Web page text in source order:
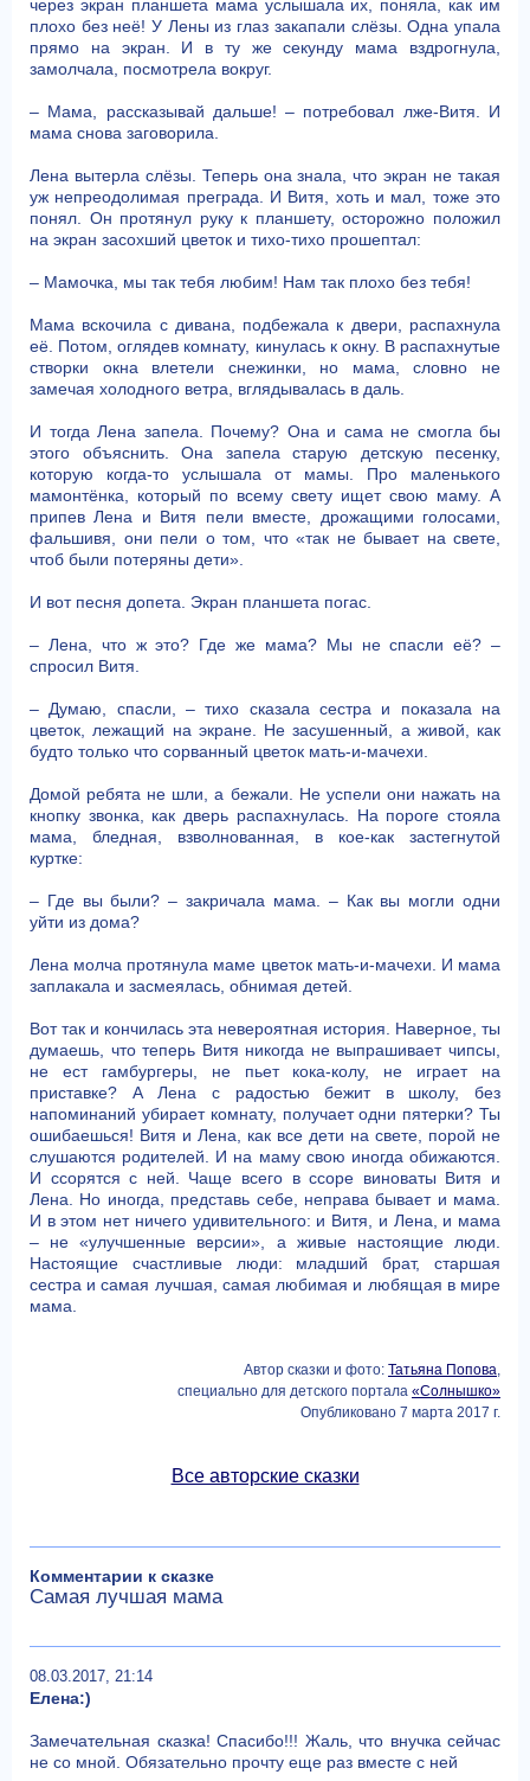
через экран планшета мама услышала их, поняла, как им
плохо без неё! У Лены из глаз закапали слёзы. Одна упала
прямо на экран. И в ту же секунду мама вздрогнула,
замолчала, посмотрела вокруг.
– Мама, рассказывай дальше! – потребовал лже-Витя. И
мама снова заговорила.
Лена вытерла слёзы. Теперь она знала, что экран не такая
уж непреодолимая преграда. И Витя, хоть и мал, тоже это
понял. Он протянул руку к планшету, осторожно положил
на экран засохший цветок и тихо-тихо прошептал:
– Мамочка, мы так тебя любим! Нам так плохо без тебя!
Мама вскочила с дивана, подбежала к двери, распахнула
её. Потом, оглядев комнату, кинулась к окну. В распахнутые
створки окна влетели снежинки, но мама, словно не
замечая холодного ветра, вглядывалась в даль.
И тогда Лена запела. Почему? Она и сама не смогла бы
этого объяснить. Она запела старую детскую песенку,
которую когда-то услышала от мамы. Про маленького
мамонтёнка, который по всему свету ищет свою маму. А
припев Лена и Витя пели вместе, дрожащими голосами,
фальшивя, они пели о том, что «так не бывает на свете,
чтоб были потеряны дети».
И вот песня допета. Экран планшета погас.
– Лена, что ж это? Где же мама? Мы не спасли её? –
спросил Витя.
– Думаю, спасли, – тихо сказала сестра и показала на
цветок, лежащий на экране. Не засушенный, а живой, как
будто только что сорванный цветок мать-и-мачехи.
Домой ребята не шли, а бежали. Не успели они нажать на
кнопку звонка, как дверь распахнулась. На пороге стояла
мама, бледная, взволнованная, в кое-как застегнутой
куртке:
– Где вы были? – закричала мама. – Как вы могли одни
уйти из дома?
Лена молча протянула маме цветок мать-и-мачехи. И мама
заплакала и засмеялась, обнимая детей.
Вот так и кончилась эта невероятная история. Наверное, ты
думаешь, что теперь Витя никогда не выпрашивает чипсы,
не ест гамбургеры, не пьет кока-колу, не играет на
приставке? А Лена с радостью бежит в школу, без
напоминаний убирает комнату, получает одни пятерки? Ты
ошибаешься! Витя и Лена, как все дети на свете, порой не
слушаются родителей. И на маму свою иногда обижаются.
И ссорятся с ней. Чаще всего в ссоре виноваты Витя и
Лена. Но иногда, представь себе, неправа бывает и мама.
И в этом нет ничего удивительного: и Витя, и Лена, и мама
– не «улучшенные версии», а живые настоящие люди.
Настоящие счастливые люди: младший брат, старшая
сестра и самая лучшая, самая любимая и любящая в мире
мама.
Автор сказки и фото: Татьяна Попова,
специально для детского портала «Солнышко»
Опубликовано 7 марта 2017 г.
Все авторские сказки
Комментарии к сказке
Самая лучшая мама
08.03.2017, 21:14
Елена:)
Замечательная сказка! Спасибо!!! Жаль, что внучка сейчас
не со мной. Обязательно прочту еще раз вместе с ней